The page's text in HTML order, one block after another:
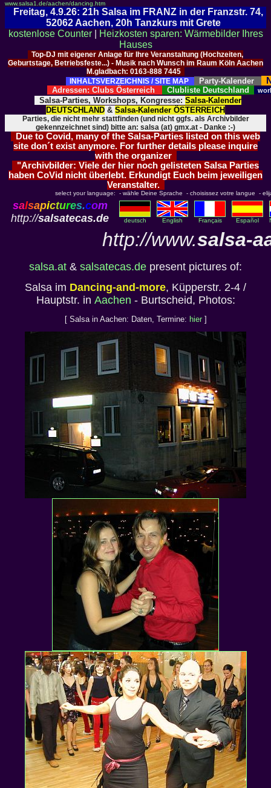
www.salsa1.de/aachen/dancing.htm
Freitag, 4.9.26: 21h Salsa im FRANZ in der Franzstr. 74,
52062 Aachen, 20h Tanzkurs mit Grete
kostenlose Counter|
Heizkosten sparen: Wärmebilder Ihres
Hauses
Top-DJ mit eigener Anlage für Ihre Veranstaltung (Hochzeiten,
Geburtstage, Betriebsfeste...) - Musik nach Wunsch im Raum Köln Aachen
M.gladbach: 0163-888 7445
INHALTSVERZEICHNIS / SITE MAP
Party-Kalender
Adressen: Clubs Österreich Clubliste Deutschland
Salsa-Parties, Workshops, Kongresse: Salsa-Kalender
DEUTSCHLAND & Salsa-Kalender ÖSTERREICH
Parties, die nicht mehr stattfinden (und nicht ggfs. als Archivbilder
gekennzeichnet sind) bitte an: salsa (at) gmx.at - Danke :-)
Due to Covid, many of the Salsa-Parties listed on this web
site don´t exist anymore. For further details please inquire
with the organizer
"Archivbilder: Viele der hier noch gelisteten Salsa Parties
haben CoVid nicht überlebt. Erkundigt Euch beim jeweiligen
Veranstalter.
select your language: - wähle Deine Sprache - choisissez votre langue -
salsapictures.com
http://salsatecas.de deutsch English Français Español
http://www.salsa-
salsa.at & salsatecas.de present pictures of:
Salsa im Dancing-and-more, Küpperstr. 2-4 /
Hauptstr. in Aachen - Burtscheid, Photos:
[ Salsa in Aachen: Daten, Termine: hier]